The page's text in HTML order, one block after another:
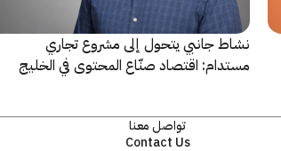
نشاط جانبي يتحول إلى مشروع تجاري
مستدام: اقتصاد صنّاع المحتوى في الخليج
تواصل معنا
Contact Us